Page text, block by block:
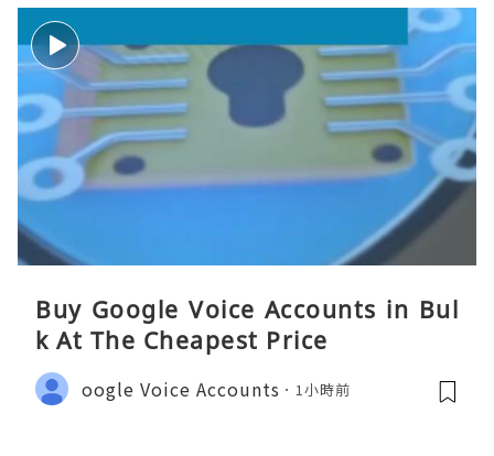
Buy Google Voice Accounts in Bul
k At The Cheapest Price
oogle Voice Accounts 1小時前